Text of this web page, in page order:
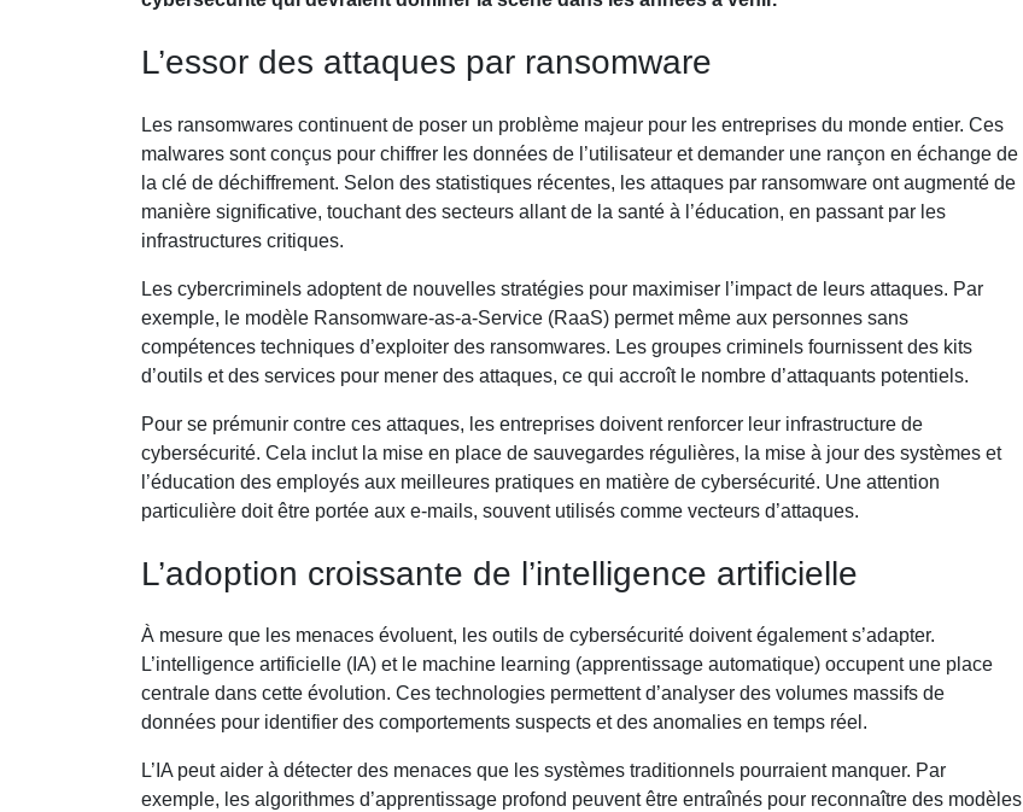
L’essor des attaques par ransomware
Les ransomwares continuent de poser un problème majeur pour les entreprises du monde entier. Ces
malwares sont conçus pour chiffrer les données de l’utilisateur et demander une rançon en échange de
la clé de déchiffrement. Selon des statistiques récentes, les attaques par ransomware ont augmenté de
manière significative, touchant des secteurs allant de la santé à l’éducation, en passant par les
infrastructures critiques.
Les cybercriminels adoptent de nouvelles stratégies pour maximiser l’impact de leurs attaques. Par
exemple, le modèle Ransomware-as-a-Service (RaaS) permet même aux personnes sans
compétences techniques d’exploiter des ransomwares. Les groupes criminels fournissent des kits
d’outils et des services pour mener des attaques, ce qui accroît le nombre d’attaquants potentiels.
Pour se prémunir contre ces attaques, les entreprises doivent renforcer leur infrastructure de
cybersécurité. Cela inclut la mise en place de sauvegardes régulières, la mise à jour des systèmes et
l’éducation des employés aux meilleures pratiques en matière de cybersécurité. Une attention
particulière doit être portée aux e-mails, souvent utilisés comme vecteurs d’attaques.
L’adoption croissante de l’intelligence artificielle
À mesure que les menaces évoluent, les outils de cybersécurité doivent également s’adapter.
L’intelligence artificielle (IA) et le machine learning (apprentissage automatique) occupent une place
centrale dans cette évolution. Ces technologies permettent d’analyser des volumes massifs de
données pour identifier des comportements suspects et des anomalies en temps réel.
L’IA peut aider à détecter des menaces que les systèmes traditionnels pourraient manquer. Par
exemple, les algorithmes d’apprentissage profond peuvent être entraînés pour reconnaître des modèles